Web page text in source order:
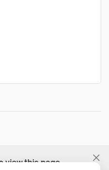
view this page